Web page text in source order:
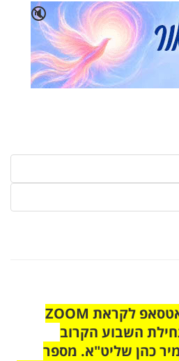
🔇
הצטרפו לקבוצת הוואטסאפ לקראת ZOOM
השבוע הקרוב
כהן שליט"א. מספר